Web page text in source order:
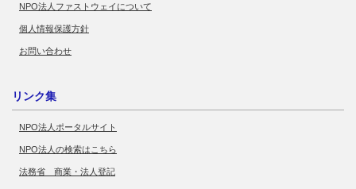
NPO法人ファストウェイについて
個人情報保護方針
お問い合わせ
リンク集
NPO法人ポータルサイト
NPO法人の検索はこちら
法務省 商業・法人登記